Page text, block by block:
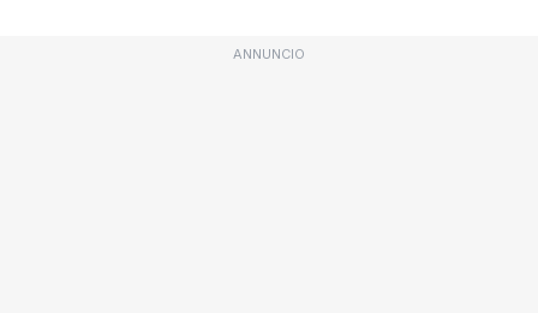
ANNUNCIO